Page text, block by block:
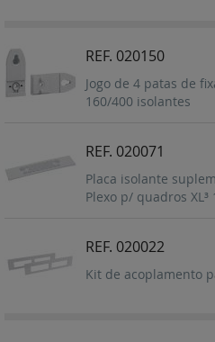
REF. 020150
Jogo de 4 patas de
160/400 isolantes
REF. 020071
Placa isolante
Plexo p/ quadros XL³
REF. 020022
Kit de acoplamento